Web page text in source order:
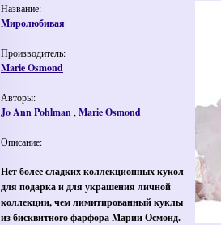
Название:
Миролюбивая
Производитель:
Marie Osmond
Авторы:
Jo Ann Pohlman , Marie Osmond
Описание:
Нет более сладких коллекционных кукол
для подарка и для украшения личной
коллекции, чем лимитированный куклы
из бисквитного фарфора Марии Осмонд.